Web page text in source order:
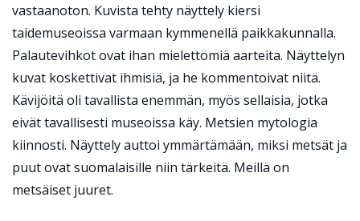
vastaanoton. Kuvista tehty näyttely kiersi
taidemuseoissa varmaan kymmenellä paikkakunnalla.
Palautevihkot ovat ihan mielettömiä aarteita. Näyttelyn
kuvat koskettivat ihmisiä, ja he kommentoivat niitä.
Kävijöitä oli tavallista enemmän, myös sellaisia, jotka
eivät tavallisesti museoissa käy. Metsien mytologia
kiinnosti. Näyttely auttoi ymmärtämään, miksi metsät ja
puut ovat suomalaisille niin tärkeitä. Meillä on
metsäiset juuret.